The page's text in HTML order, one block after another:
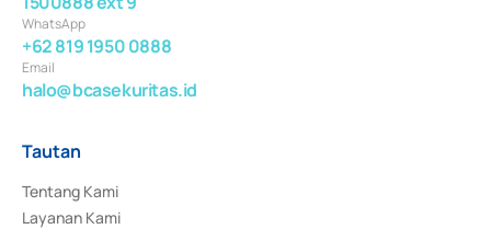
WhatsApp
+62 819 1950 0888
Email
halo@bcasekuritas.id
Tautan
Tentang Kami
Layanan Kami